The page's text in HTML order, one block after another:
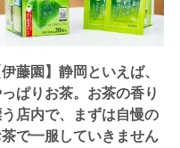
伊藤園】静岡といえば、
ぱりお茶。お茶の香り
店内で、まずは自慢の
で一服していきません